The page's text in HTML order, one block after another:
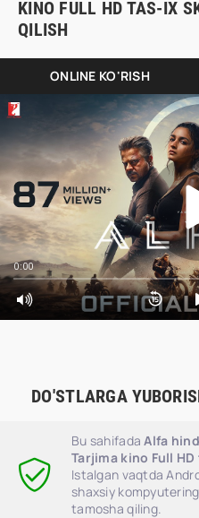
KINO FULL HD TAS-IX
QILISH
ONLINE KO'RISH
0:00
DO'STLARGA
Bu sahifadaAlfa
Tarjima kino Full
Istalgan vaqtda
shaxsiy
tamosha qiling.